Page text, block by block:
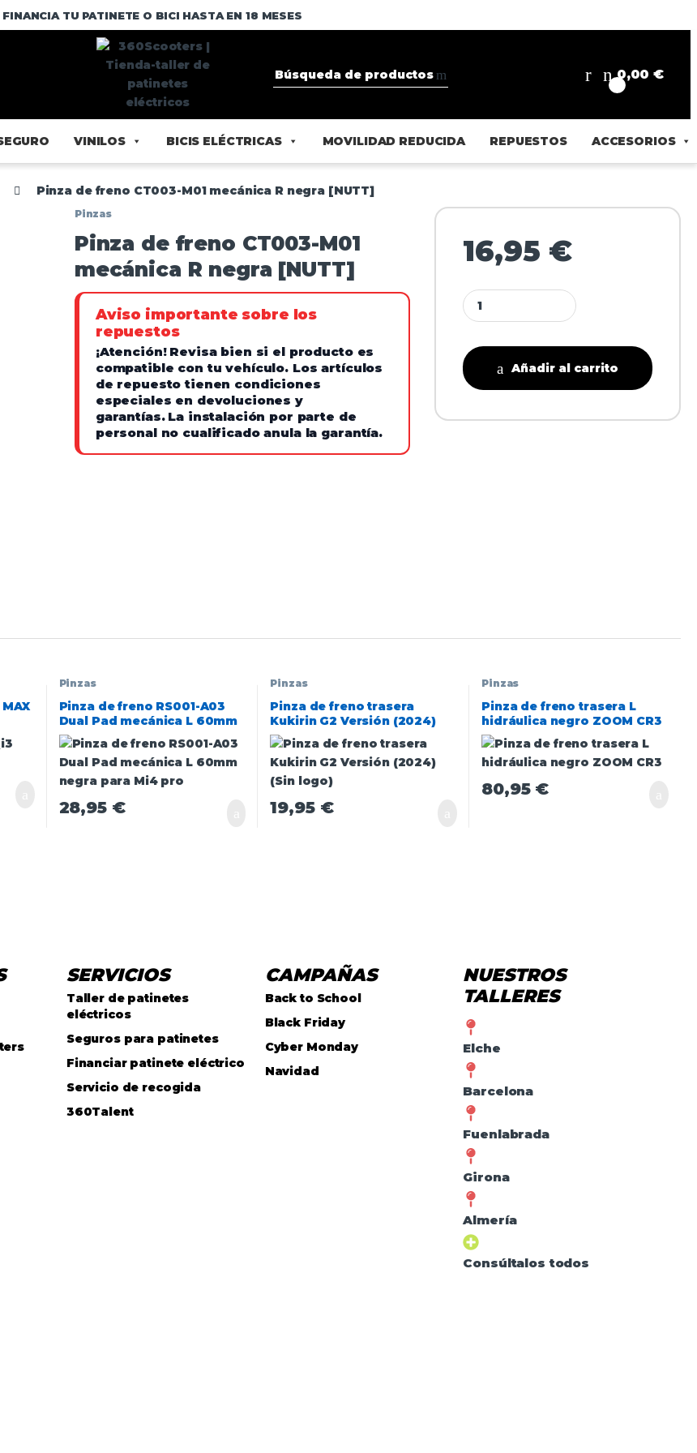
FINANCIA TU PATINETE O BICI HASTA EN 18 MESES
0,00€
VINILOS BICIS ELÉCTRICAS MOVILIDAD REDUCIDA REPUESTOS ACCESORIOS
Pinza de freno CT003-M01 mecánica R negra [NUTT]
Pinzas
Pinza de freno CT003-M01
mecánica R negra [NUTT]
Aviso importante sobre los
repuestos
¡Atención! Revisa bien si el producto es
compatible con tu vehículo. Los artículos
de repuesto tienen condiciones
especiales en devoluciones y
garantías. La instalación por parte de
personal no cualificado anula la garantía.
16,95 €
Añadir al carrito
Pinzas
Pinza de freno RS001-A03
Dual Pad mecánica L 60mm
negra para Mi4 pro
28,95 €
Pinzas
Pinza de freno trasera
Kukirin G2 Versión (2024)
(Sin logo)
19,95 €
Pinzas
Pinza de freno trasera L
hidráulica negro ZOOM CR3
80,95 €
SERVICIOS
Taller de patinetes
eléctricos
Seguros para patinetes
Financiar patinete eléctrico
Servicio de recogida
360Talent
CAMPAÑAS
Back to School
Black Friday
Cyber Monday
Navidad
NUESTROS
TALLERES
Elche
Barcelona
Fuenlabrada
Girona
Almería
Consúltalos todos